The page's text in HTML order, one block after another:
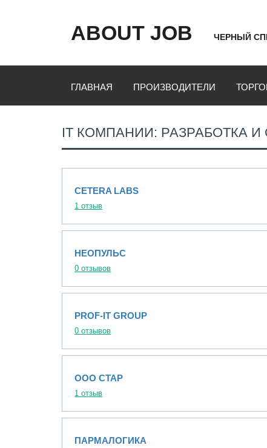
ABOUT JOB ЧЕРНЫЙ
ГЛАВНАЯ ПРОИЗВОДИТЕЛИ
IT КОМПАНИИ: РАЗРАБОТКА И
CETERA LABS
1 отзыв
НЕОПУЛЬС
0 отзывов
PROF-IT GROUP
0 отзывов
ООО СТАР
1 отзыв
ПАРМАЛОГИКА